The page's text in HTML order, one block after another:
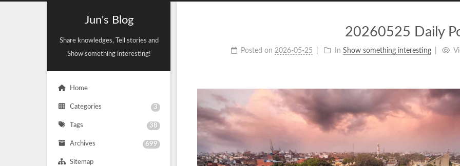
Jun's Blog
Share knowledges, Tell stories and
Show something interesting!
Home
Categories 3
Tags 38
Archives 699
Sitemap
20260525 Daily
Posted on 2026-05-25 In Show something interesting